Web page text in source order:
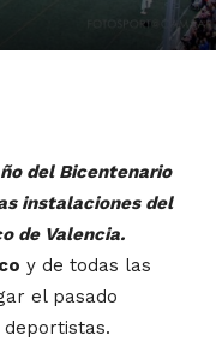
del Bicentenario
instalaciones del
de Valencia.
y de todas las
el pasado
deportistas.